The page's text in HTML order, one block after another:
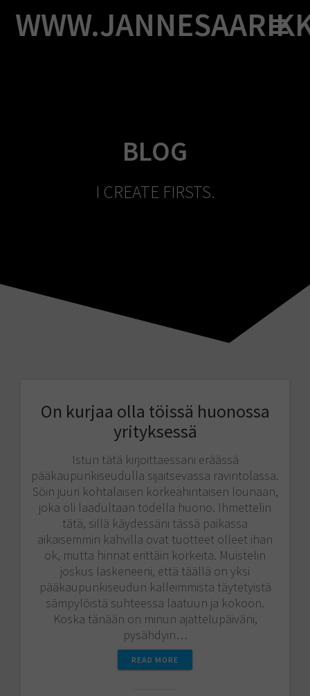
to
content
BLOG
I CREATE FIRSTS.
On kurjaa olla töissä huonossa
yrityksessä
Istun tätä kirjoittaessani eräässä
pääkaupunkiseudulla sijaitsevassa ravintolassa.
Söin juuri kohtalaisen korkeahintaisen lounaan,
joka oli laadultaan todella huono. Ihmettelin
tätä, sillä käydessäni tässä paikassa
aikaisemmin kahvilla ovat tuotteet olleet ihan
ok, mutta hinnat erittäin korkeita. Muistelin
joskus laskeneeni, että täällä on yksi
pääkaupunkiseudun kalleimmista täytetyistä
sämpylöistä suhteessa laatuun ja kokoon.
Koska tänään on minun ajattelupäiväni,
pysähdyin…
READ MORE